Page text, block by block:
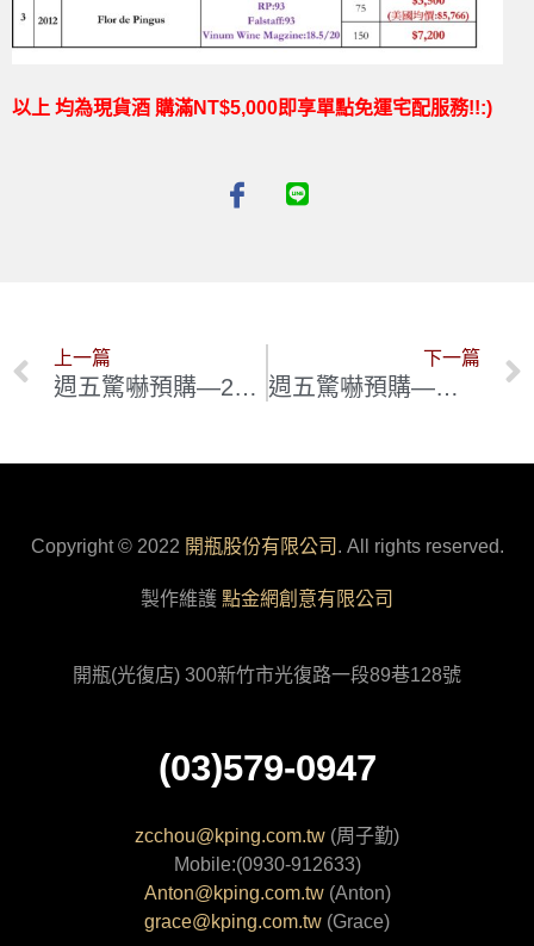
以上 均為現貨酒 購滿NT$5,000即享單點免運宅配服務!!:)
上一篇
週五驚嚇預購—2022布根地精選:大師心目中最完美的Gevrey Chambertin村莊酒: Jean-Luc & Eric Burguet
下一篇
週五驚嚇預購—平價且均衡可口的布根地村莊級美酒 : Bouchard
Copyright © 2022 開瓶股份有限公司 . All rights reserved.
製作維護 點金網創意有限公司
開瓶(光復店) 300新竹市光復路一段89巷128號
(03)579-0947
zcchou@kping.com.tw (周子勤)
Mobile:(0930-912633)
Anton@kping.com.tw(Anton)
grace@kping.com.tw (Grace)